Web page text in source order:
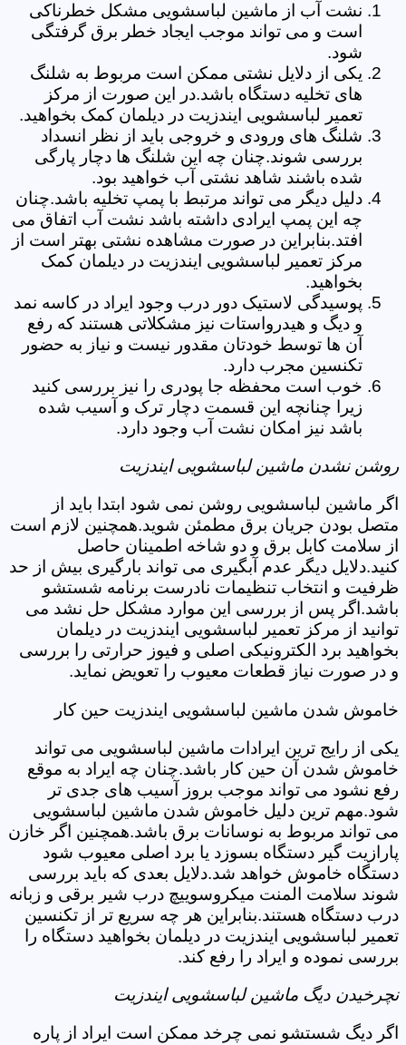
نشت آب از ماشین لباسشویی مشکل خطرناکی
است و می تواند موجب ایجاد خطر برق گرفتگی
شود.
یکی از دلایل نشتی ممکن است مربوط به شلنگ
های تخلیه دستگاه باشد.در این صورت از مرکز
تعمیر لباسشویی ایندزیت در دیلمان کمک بخواهید.
شلنگ های ورودی و خروجی باید از نظر انسداد
بررسی شوند.چنان چه این شلنگ ها دچار پارگی
شده باشند شاهد نشتی آب خواهید بود.
دلیل دیگر می تواند مرتبط با پمپ تخلیه باشد.چنان
چه این پمپ ایرادی داشته باشد نشت آب اتفاق می
افتد.بنابراین در صورت مشاهده نشتی بهتر است از
مرکز تعمیر لباسشویی ایندزیت در دیلمان کمک
بخواهید.
پوسیدگی لاستیک دور درب وجود ایراد در کاسه نمد
و دیگ و هیدرواستات نیز مشکلاتی هستند که رفع
آن ها توسط خودتان مقدور نیست و نیاز به حضور
تکنسین مجرب دارد.
خوب است محفظه جا پودری را نیز بررسی کنید
زیرا چنانچه این قسمت دچار ترک و آسیب شده
باشد نیز امکان نشت آب وجود دارد.
روشن نشدن ماشین لباسشویی ایندزیت
اگر ماشین لباسشویی روشن نمی شود ابتدا باید از
متصل بودن جریان برق مطمئن شوید.همچنین لازم است
از سلامت کابل برق و دو شاخه اطمینان حاصل
کنید.دلایل دیگر عدم آبگیری می تواند بارگیری بیش از حد
ظرفیت و انتخاب تنظیمات نادرست برنامه شستشو
باشد.اگر پس از بررسی این موارد مشکل حل نشد می
توانید از مرکز تعمیر لباسشویی ایندزیت در دیلمان
بخواهید برد الکترونیکی اصلی و فیوز حرارتی را بررسی
و در صورت نیاز قطعات معیوب را تعویض نماید.
خاموش شدن ماشین لباسشویی ایندزیت حین کار
یکی از رایج ترین ایرادات ماشین لباسشویی می تواند
خاموش شدن آن حین کار باشد.چنان چه ایراد به موقع
رفع نشود می تواند موجب بروز آسیب های جدی تر
شود.مهم ترین دلیل خاموش شدن ماشین لباسشویی
می تواند مربوط به نوسانات برق باشد.همچنین اگر خازن
پارازیت گیر دستگاه بسوزد یا برد اصلی معیوب شود
دستگاه خاموش خواهد شد.دلایل بعدی که باید بررسی
شوند سلامت المنت میکروسوییچ درب شیر برقی و زبانه
درب دستگاه هستند.بنابراین هر چه سریع تر از تکنسین
تعمیر لباسشویی ایندزیت در دیلمان بخواهید دستگاه را
بررسی نموده و ایراد را رفع کند.
نچرخیدن دیگ ماشین لباسشویی ایندزیت
اگر دیگ شستشو نمی چرخد ممکن است ایراد از پاره